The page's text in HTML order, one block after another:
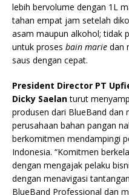
lebih bervolume dengan 1L
tahan empat jam setelah
asam maupun alkohol; tidak
untuk proses bain marie dan
saus dengan cepat.
President Director PT
Dicky Saelanturut
produsen dari BlueBand dan
perusahaan bahan pangan
berkomitmen mendampingi
Indonesia. “Komitmen
dengan mengajak pelaku
dengan menavigasi
BlueBand Professional dan